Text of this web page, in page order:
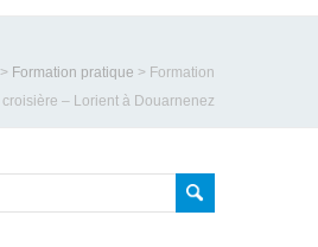
> Formation pratique > Formation
croisière – Lorient à Douarnenez